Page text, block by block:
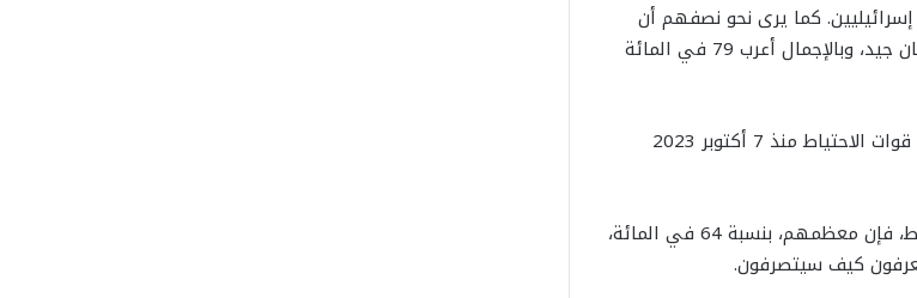
فخورون بكونهم إسرائيليين. كما يرى نحو نصفهم أن
إسرائيل مكان جيد جداً للعيش، بينما قال 36 في المائة آخرون إنها مكان جيد، وبالإجمال أعرب 79 في المائة
وأظهر تحليل المعطيات أن 18 في المائة من هؤلاء الشباب خدموا في قوات الاحتياط منذ 7 أكتوبر 2023
وأضاف الاستطلاع أنه في حال استدعائهم مرة أخرى إلى خدمة الاحتياط، فإن معظمهم، بنسبة 64 في المائة،